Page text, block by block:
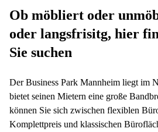
Ob möbliert oder
oder langsfrisitg, hier
Sie suchen
Der Business Park Mannheim liegt im
bietet seinen Mietern eine große
können Sie sich zwischen flexiblen
Komplettpreis und klassischen